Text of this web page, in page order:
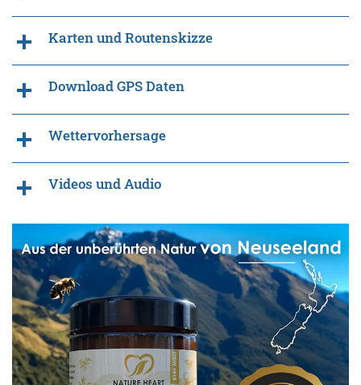
Karten und Routenskizze
Download GPS Daten
Wettervorhersage
Videos und Audio